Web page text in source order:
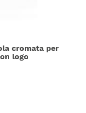
cromata per
logo